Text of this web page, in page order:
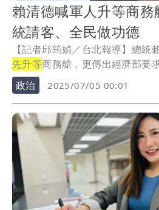
賴清德喊軍人升等商
統請客、全民做功德
【記者邱筠媜／台北報導】總統
先升等商務艙，更傳出經濟部要
配...
政治 2025/07/05 00:01